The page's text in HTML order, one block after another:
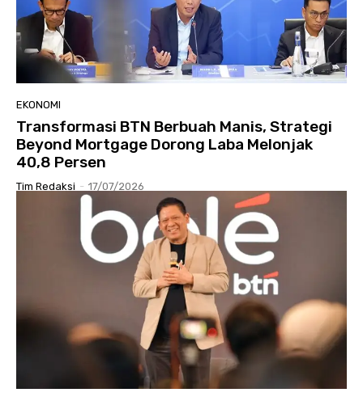
EKONOMI
Transformasi BTN Berbuah Manis, Strategi
Beyond Mortgage Dorong Laba Melonjak
40,8 Persen
Tim Redaksi - 17/07/2026